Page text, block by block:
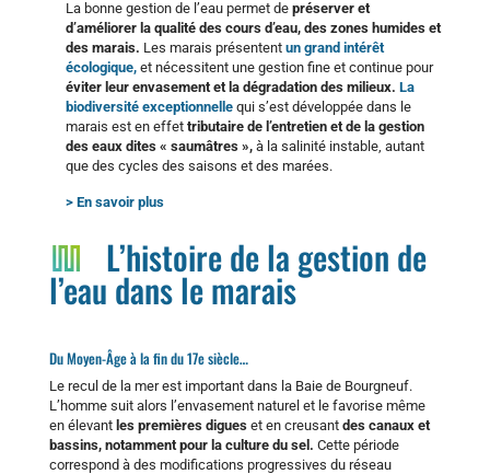
La bonne gestion de l’eau permet de préserver et
d’améliorer la qualité des cours d’eau, des zones humides et
des marais. Les marais présentent un grand intérêt
écologique,et nécessitent une gestion fine et continue pour
éviter leur envasement et la dégradation des milieux. La
biodiversité exceptionnelle qui s’est développée dans le
marais est en effet tributaire de l’entretien et de la gestion
des eaux dites « saumâtres »,à la salinité instable, autant
que des cycles des saisons et des marées.
> En savoir plus
L’histoire de la gestion de
l’eau dans le marais
Du Moyen-Âge à la fin du 17e siècle…
Le recul de la mer est important dans la Baie de Bourgneuf.
L’homme suit alors l’envasement naturel et le favorise même
en élevant les premières digueset en creusant des canaux et
bassins, notamment pour la culture du sel. Cette période
correspond à des modifications progressives du réseau